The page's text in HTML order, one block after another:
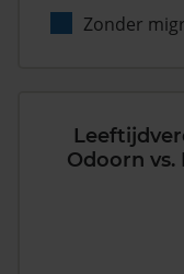
Zonder
Odoorn vs.